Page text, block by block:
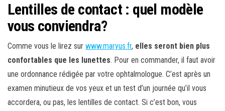
Lentilles de contact : quel modèle
vous conviendra?
Comme vous le lirez sur www.maryus.fr, elles seront bien plus
confortables que les lunettes. Pour en commander, il faut avoir
une ordonnance rédigée par votre ophtalmologue. C’est après un
examen minutieux de vos yeux et un test d’un journée qu’il vous
accordera, ou pas, les lentilles de contact. Si c’est bon, vous